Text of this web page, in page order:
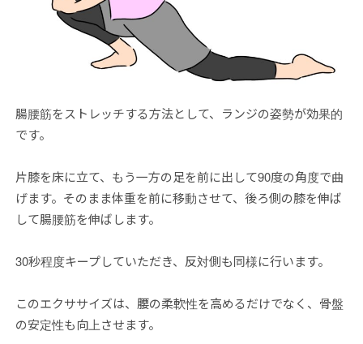
腸腰筋をストレッチする方法として、ランジの姿勢が効果的
です。
片膝を床に立て、もう一方の足を前に出して90度の角度で曲
げます。そのまま体重を前に移動させて、後ろ側の膝を伸ば
して腸腰筋を伸ばします。
30秒程度キープしていただき、反対側も同様に行います。
このエクササイズは、腰の柔軟性を高めるだけでなく、骨盤
の安定性も向上させます。